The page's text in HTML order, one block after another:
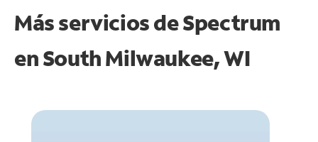
Más servicios de Spectrum
enSouth Milwaukee, WI